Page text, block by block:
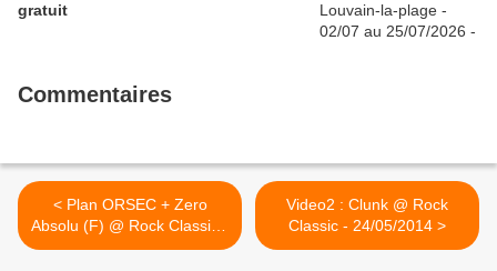
gratuit
Commentaires
< Plan ORSEC + Zero
Absolu (F) @ Rock Classic -
31/05/2014 - 21h00 -
Video2 : Clunk @ Rock
Classic - 24/05/2014 >